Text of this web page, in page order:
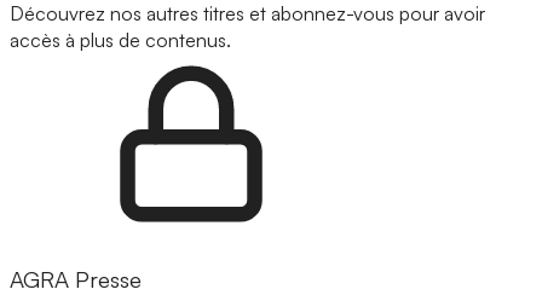
Découvrez nos autres titres et abonnez-vous pour avoir
accès à plus de contenus.
AGRA Presse